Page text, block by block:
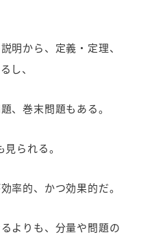
明から、定義・定理、
し、
、巻末問題もある。
られる。
率的、かつ効果的だ。
よりも、分量や問題の